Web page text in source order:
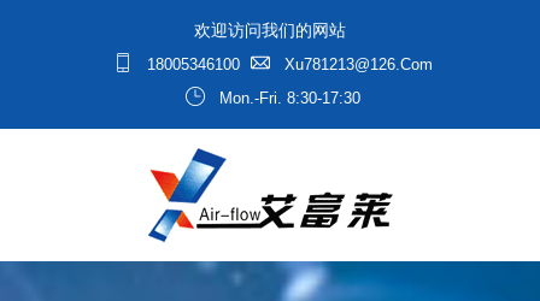
欢迎访问我们的网站
18005346100
Xu781213@126.com
Mon.-Fri. 8:30-17:30